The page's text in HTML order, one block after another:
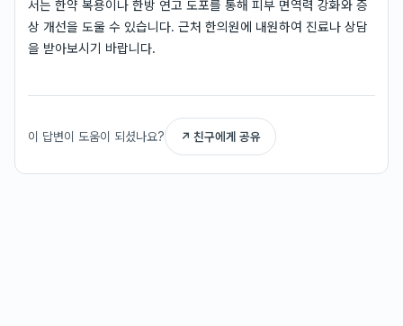
서는 한약 복용이나 한방 연고 도포를 통해 피부 면역력 강화와 증
상 개선을 도울 수 있습니다. 근처 한의원에 내원하여 진료나 상담
을 받아보시기 바랍니다.
이 답변이 도움이 되셨나요? ↗ 친구에게 공유